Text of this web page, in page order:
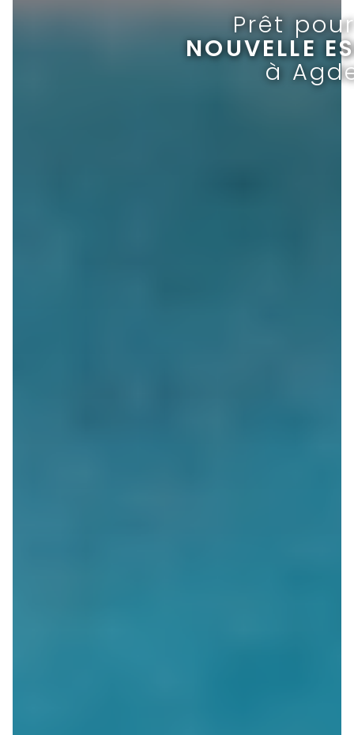
Prêt
NOUVELLE
à